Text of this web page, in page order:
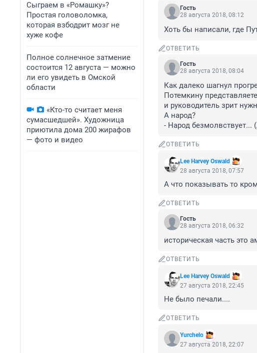
Сыграем в «Ромашку»?
Простая головоломка,
которая взбодрит мозг не
хуже кофе
Полное солнечное затмение
состоится 12 августа — можно
ли его увидеть в Омской
области
«Кто-то считает меня
сумасшедшей». Художница
приютила дома 200 жирафов
— фото и видео
Гость
28 августа 2018, 08:12
Хоть бы написали, где
ОТВЕТИТЬ
Гость
28 августа 2018, 08:04
Как далеко шагнул
Потемкину
и руководитель зрит
А народ?
- Народ
ОТВЕТИТЬ
Lee Harvey Oswald
28 августа 2018, 07:57
А что показывать то
ОТВЕТИТЬ
Гость
28 августа 2018, 06:32
историческая часть это
ОТВЕТИТЬ
Lee Harvey Oswald
27 августа 2018, 22:45
Не было печали....
ОТВЕТИТЬ
Yurchelo
27 августа 2018, 22:07